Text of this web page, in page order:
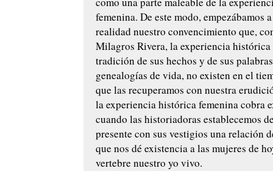
femenina. De este modo, empezábamos
realidad nuestro convencimiento que,
Milagros Rivera, la experiencia histórica
tradición de sus hechos y de sus
genealogías de vida, no existen en el
que las recuperamos con nuestra
la experiencia histórica femenina cobra
cuando las historiadoras establecemos
presente con sus vestigios una relación
que nos dé existencia a las mujeres de
vertebre nuestro yo vivo.